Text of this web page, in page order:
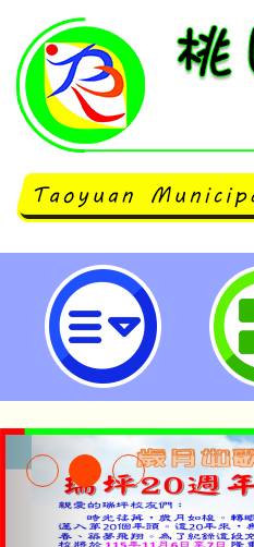
臺中市立臺中第
學班甄選入學招